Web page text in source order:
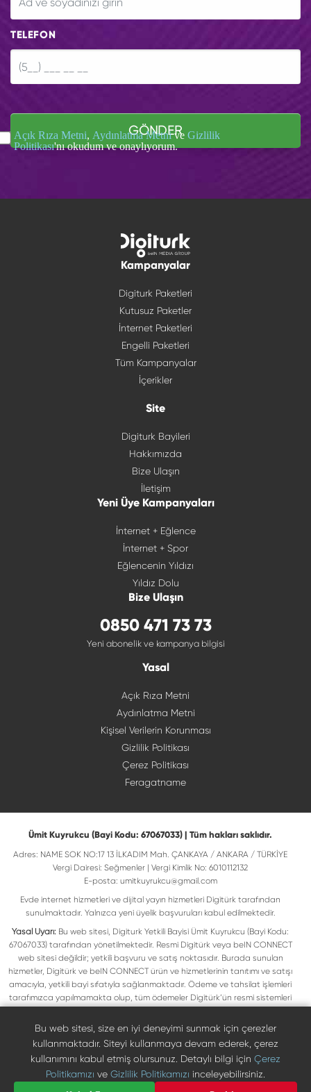
TELEFON
GÖNDER
Açık Rıza Metni, Aydınlatma Metnive Gizlilik
Politikası'nı okudum ve onaylıyorum.
Kampanyalar
Digiturk Paketleri
Kutusuz Paketler
İnternet Paketleri
Engelli Paketleri
Tüm Kampanyalar
İçerikler
Site
Digiturk Bayileri
Hakkımızda
Bize Ulaşın
İletişim
Yeni Üye Kampanyaları
İnternet + Eğlence
İnternet + Spor
Eğlencenin Yıldızı
Yıldız Dolu
Bize Ulaşın
0850 471 73 73
Yeni abonelik ve kampanya bilgisi
Yasal
Açık Rıza Metni
Aydınlatma Metni
Kişisel Verilerin Korunması
Gizlilik Politikası
Çerez Politikası
Feragatname
Ümit Kuyrukcu (Bayi Kodu: 67067033) | Tüm hakları saklıdır.
Adres: NAME SOK NO:17 13 İLKADIM Mah. ÇANKAYA / ANKARA / TÜRKİYE
Vergi Dairesi: Seğmenler | Vergi Kimlik No: 6010112132
E-posta: umitkuyrukcu@gmail.com
Evde internet hizmetleri ve dijital yayın hizmetleri Digitürk tarafından
sunulmaktadır. Yalnızca yeni üyelik başvuruları kabul edilmektedir.
Yasal Uyarı: Bu web sitesi, Digiturk Yetkili Bayisi Ümit Kuyrukcu (Bayi Kodu:
67067033) tarafından yönetilmektedir. Resmi Digitürk veya beIN CONNECT
web sitesi değildir; yetkili başvuru ve satış noktasıdır. Burada sunulan
hizmetler, Digitürk ve beIN CONNECT ürün ve hizmetlerinin tanıtımı ve satışı
amacıyla, yetkili bayi sıfatıyla sağlanmaktadır. Ödeme ve tahsilat işlemleri
tarafımızca yapılmamakta olup, tüm ödemeler Digitürk’ün resmi sistemleri
ilgili hak sahiplerine ait olup yasal koruma altındadır. Bu markalar, yalnızca
marka sahiplerinin kullanım koşullarına uygun şekilde kullanılmaktadır. Digitürk
veya beIN CONNECT’in resmi web sitelerine ulaşmak için ilgili markaların
doğrudan resmi kanallarını ziyaret edebilirsiniz.
Digiturk resmî bayi listesinde doğrulayın
Bu web sitesi, size en iyi deneyimi sunmak için çerezler
kullanmaktadır. Siteyi kullanmaya devam ederek, çerez
kullanımını kabul etmiş olursunuz. Detaylı bilgi için Çerez
Politikamızı ve Gizlilik Politikamızı inceleyebilirsiniz.